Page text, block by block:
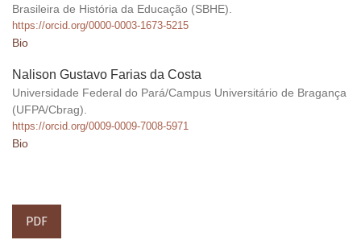
Brasileira de História da Educação (SBHE).
https://orcid.org/0000-0003-1673-5215
Bio
Nalison Gustavo Farias da Costa
Universidade Federal do Pará/Campus Universitário de Bragança
(UFPA/Cbrag).
https://orcid.org/0009-0009-7008-5971
Bio
PDF